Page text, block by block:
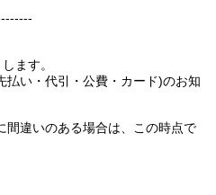
ます。
払い・代引・公費・カード)のお知
間違いのある場合は、この時点で